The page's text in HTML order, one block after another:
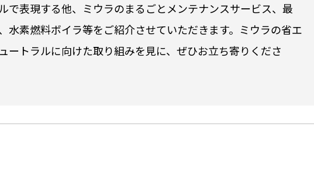
で表現する他、ミウラのまるごとメンテナンスサービス、最
水素燃料ボイラ等をご紹介させていただきます。ミウラの省エ
ートラルに向けた取り組みを見に、ぜひお立ち寄りくださ